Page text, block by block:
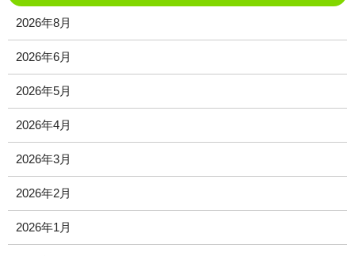
2026年8月
2026年6月
2026年5月
2026年4月
2026年3月
2026年2月
2026年1月